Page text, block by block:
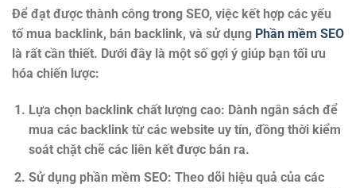
Để đạt được thành công trong SEO, việc kết hợp các yếu
tố mua backlink, bán backlink, và sử dụng Phần mềm SEO
là rất cần thiết. Dưới đây là một số gợi ý giúp bạn tối ưu
hóa chiến lược:
Lựa chọn backlink chất lượng cao: Dành ngân sách để
mua các backlink từ các website uy tín, đồng thời kiểm
soát chặt chẽ các liên kết được bán ra.
Sử dụng phần mềm SEO: Theo dõi hiệu quả của các